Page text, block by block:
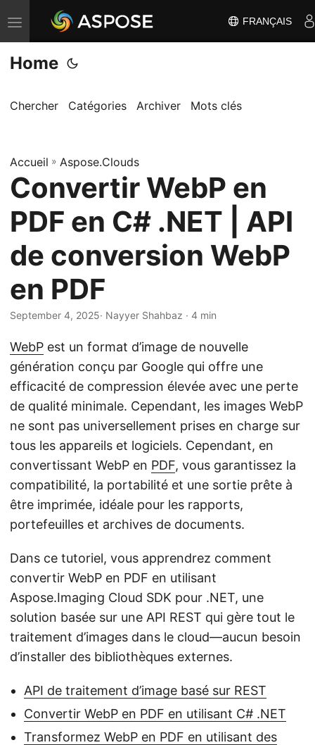
B
a
s
u
r
l
a
n
v
i
g
a
t
i
o
n
FRANÇAIS
Home
Chercher Catégories Archiver Mots clés
Accueil » Aspose.Clouds
Convertir WebP en
PDF en C# .NET | API
de conversion WebP
en PDF
September 4, 2025· Nayyer Shahbaz · 4 min
WebP est un format d’image de nouvelle
génération conçu par Google qui offre une
efficacité de compression élevée avec une perte
de qualité minimale. Cependant, les images WebP
ne sont pas universellement prises en charge sur
tous les appareils et logiciels. Cependant, en
convertissant WebP en PDF, vous garantissez la
compatibilité, la portabilité et une sortie prête à
être imprimée, idéale pour les rapports,
portefeuilles et archives de documents.
Dans ce tutoriel, vous apprendrez comment
convertir WebP en PDF en utilisant
Aspose.Imaging Cloud SDK pour .NET, une
solution basée sur une API REST qui gère tout le
traitement d’images dans le cloud—aucun besoin
d’installer des bibliothèques externes.
API de traitement d’image basé sur REST
Convertir WebP en PDF en utilisant C# .NET
Transformez WebP en PDF en utilisant des